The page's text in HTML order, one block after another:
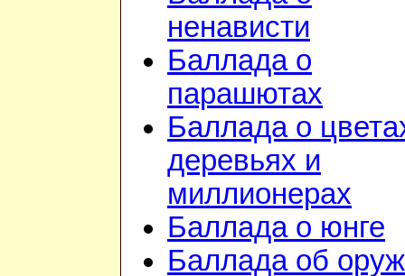
ненависти
Баллада о
парашютах
Баллада о
деревьях и
миллионерах
Баллада о юнге
Баллада об